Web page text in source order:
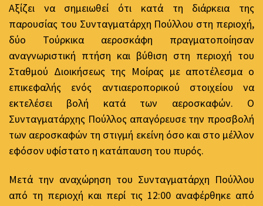
Αξίζει να σημειωθεί ότι κατά τη διάρκεια της
παρουσίας του Συνταγματάρχη Πούλλου στη περιοχή,
δύο Τούρκικα αεροσκάφη πραγματοποίησαν
αναγνωριστική πτήση και βύθιση στη περιοχή του
Σταθμού Διοικήσεως της Μοίρας με αποτέλεσμα ο
επικεφαλής ενός αντιαεροπορικού στοιχείου να
εκτελέσει βολή κατά των αεροσκαφών. Ο
Συνταγματάρχης Πούλλος απαγόρευσε την προσβολή
των αεροσκαφών τη στιγμή εκείνη όσο και στο μέλλον
εφόσον υφίστατο η κατάπαυση του πυρός.
Μετά την αναχώρηση του Συνταγματάρχη Πούλλου
από τη περιοχή και περί τις 12:00 αναφέρθηκε από